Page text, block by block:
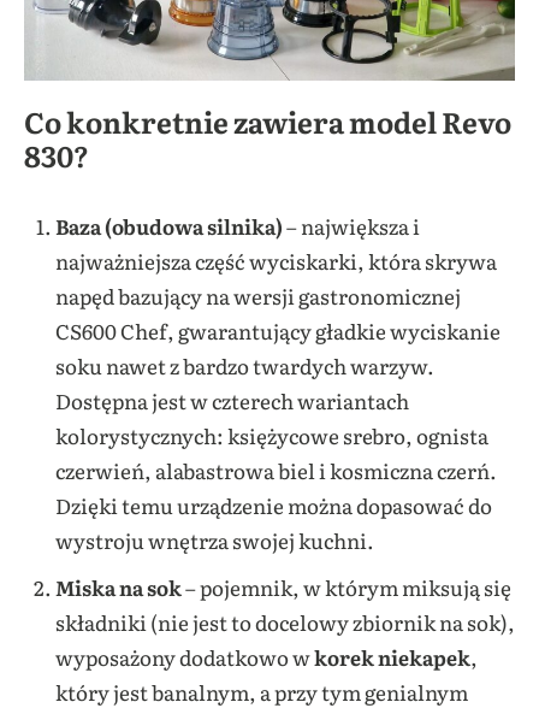
Co konkretnie zawiera model Revo
830?
Baza(obudowa silnika)– największa i
najważniejsza część wyciskarki, która skrywa
napęd bazujący na wersji gastronomicznej
CS600 Chef, gwarantujący gładkie wyciskanie
soku nawet z bardzo twardych warzyw.
Dostępna jest w czterech wariantach
kolorystycznych: księżycowe srebro, ognista
czerwień, alabastrowa biel i kosmiczna czerń.
Dzięki temu urządzenie można dopasować do
wystroju wnętrza swojej kuchni.
Miska na sok– pojemnik, w którym miksują się
składniki (nie jest to docelowy zbiornik na sok),
wyposażony dodatkowo wkorek niekapek,
który jest banalnym, a przy tym genialnym